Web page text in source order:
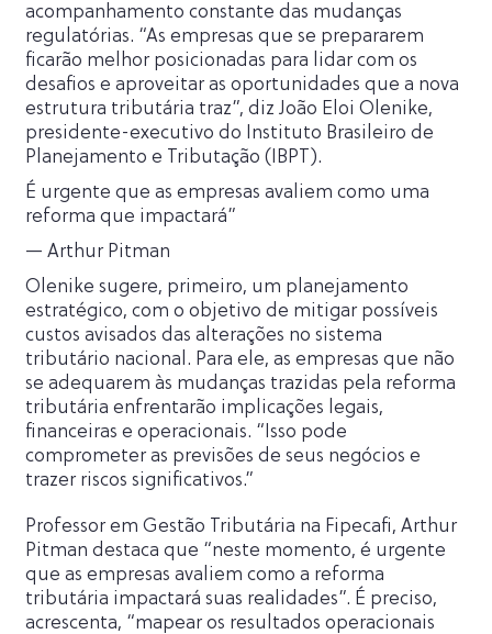
acompanhamento constante das mudanças
regulatórias. “As empresas que se prepararem
ficarão melhor posicionadas para lidar com os
desafios e aproveitar as oportunidades que a nova
estrutura tributária traz”, diz João Eloi Olenike,
presidente-executivo do Instituto Brasileiro de
Planejamento e Tributação (IBPT).
É urgente que as empresas avaliem como uma
reforma que impactará”
— Arthur Pitman
Olenike sugere, primeiro, um planejamento
estratégico, com o objetivo de mitigar possíveis
custos avisados ​​das alterações no sistema
tributário nacional. Para ele, as empresas que não
se adequarem às mudanças trazidas pela reforma
tributária enfrentarão implicações legais,
financeiras e operacionais. “Isso pode
comprometer as previsões de seus negócios e
trazer riscos significativos.”
Professor em Gestão Tributária na Fipecafi, Arthur
Pitman destaca que “neste momento, é urgente
que as empresas avaliem como a reforma
tributária impactará suas realidades”. É preciso,
acrescenta, “mapear os resultados operacionais